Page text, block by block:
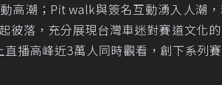
高潮；Pit walk與簽名互動湧入人潮
彼落，充分展現台灣車迷對賽道文化
播高峰近3萬人同時觀看，創下系列賽